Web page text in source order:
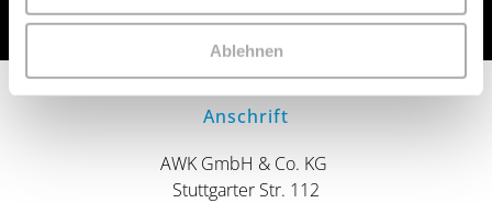
Ablehnen
Anschrift
AWK GmbH & Co. KG
Stuttgarter Str. 112